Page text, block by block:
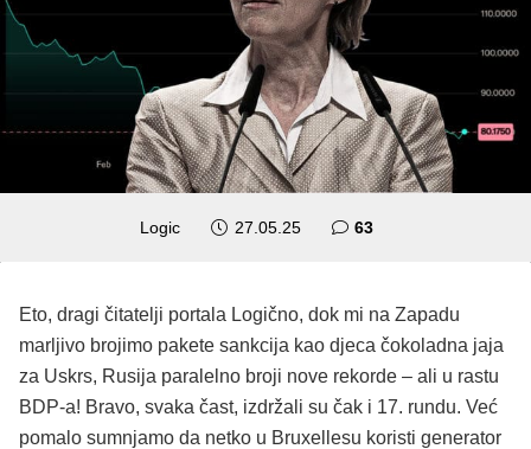
Logic 27.05.25 63komentara
Eto, dragi čitatelji portala Logično, dok mi na Zapadu
marljivo brojimo pakete sankcija kao djeca čokoladna jaja
za Uskrs, Rusija paralelno broji nove rekorde – ali u rastu
BDP-a! Bravo, svaka čast, izdržali su čak i 17. rundu. Već
pomalo sumnjamo da netko u Bruxellesu koristi generator